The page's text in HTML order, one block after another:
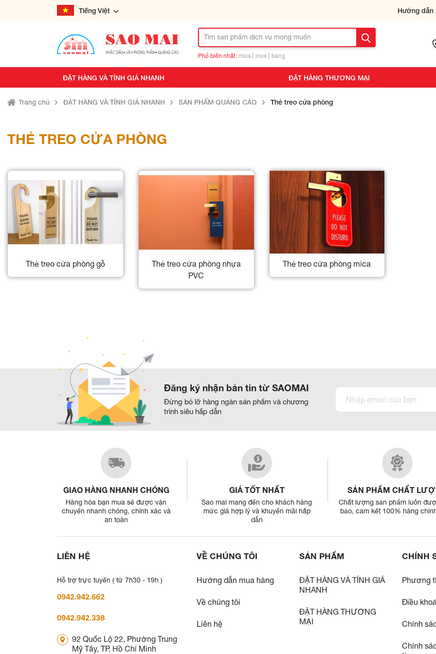
Tiếng Việt Hướng dẫn
Phổ biến nhất: mica inox bảng
ĐẶT HÀNG VÀ TÍNH GIÁ NHANH ĐẶT HÀNG THƯƠNG MẠI
Trang chủ ĐẶT HÀNG VÀ TÍNH GIÁ NHANH SẢN PHẨM QUẢNG CÁO Thẻ treo cửa phòng
THẺ TREO CỬA PHÒNG
Thẻ treo cửa phòng gỗ
Thẻ treo cửa phòng nhựa
PVC
Thẻ treo cửa phòng mica
Đăng ký nhận bản tin từ SAOMAI
Đừng bỏ lỡ hàng ngàn sản phẩm và chương
trình siêu hấp dẫn
GIAO HÀNG NHANH CHÓNG
Hàng hóa bạn mua sẽ được vận
chuyển nhanh chóng, chính xác và
an toàn
GIÁ TỐT NHẤT
Sao mai mang đến cho khách hàng
mức giá hợp lý và khuyến mãi hấp
dẫn
SẢN PHẨM CHẤT
Chất lượng sản phẩm luôn
bảo, cam kết 100% hàng
LIÊN HỆ
Hỗ trợ trực tuyến ( từ 7h30 - 19h )
0942.942.662
0942.942.338
92 Quốc Lộ 22, Phường Trung
Mỹ Tây, TP. Hồ Chí Minh
VỀ CHÚNG TÔI
Hướng dẫn mua hàng
Về chúng tôi
Liên hệ
SẢN PHẨM
ĐẶT HÀNG VÀ TÍNH GIÁ
NHANH
ĐẶT HÀNG THƯƠNG
MẠI
CHÍNH
Phương
Điều
Chính
Chính